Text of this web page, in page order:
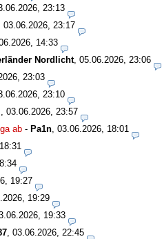
23:13
03.06.2026, 23:17
14:33
Nordlicht, 05.06.2026, 23:06
23:03
23:10
03.06.2026, 23:57
ab - Pa1n 03.06.2026, 18:01
19:27
19:29
19:33
03.06.2026, 22:45